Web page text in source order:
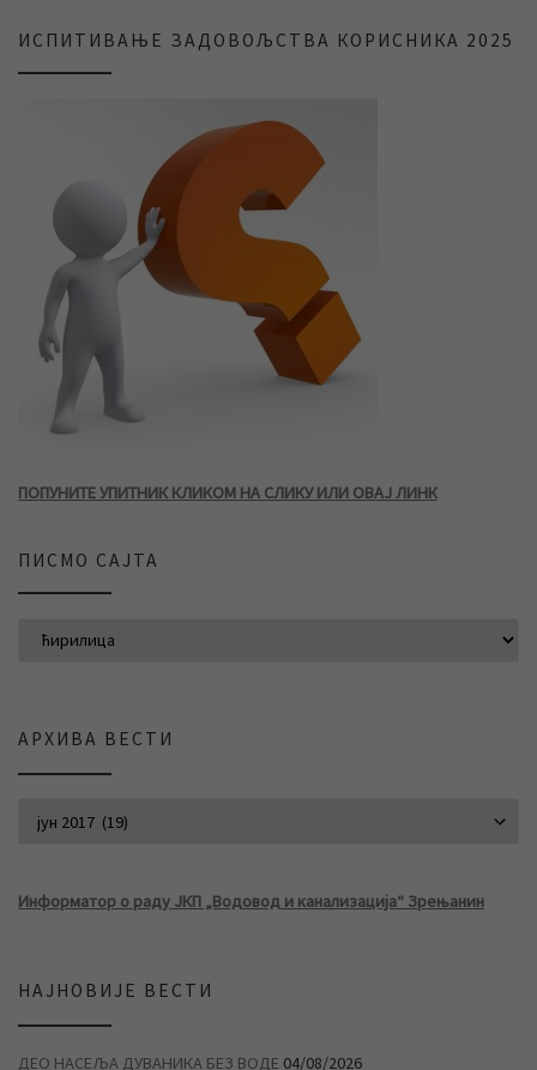
ИСПИТИВАЊЕ ЗАДОВОЉСТВА КОРИСНИКА 2025
ПОПУНИТЕ УПИТНИК КЛИКОМ НА СЛИКУ ИЛИ ОВАЈ ЛИНК
ПИСМО САЈТА
АРХИВА ВЕСТИ
Информатор о раду ЈКП „Водовод и канализација“ Зрењанин
НАЈНОВИЈЕ ВЕСТИ
ДЕО НАСЕЉА ДУВАНИКА БЕЗ ВОДЕ 04/08/2026